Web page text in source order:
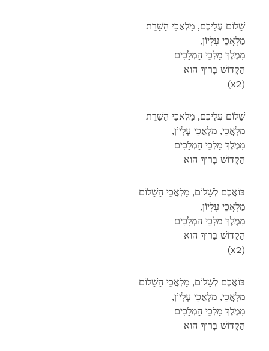
שָׁלוֹם עֲלֵיכֶם, מַלְאֲכֵי הַשָׁרֵת
,מַלְאֲכֵי עֶלְיוֹן
מִמֶלֶךְ מַלְכֵי הַמְלָכִים
הַקָדוֹשׁ בָּרוּךְ הוּא
(x2)
שָׁלוֹם עֲלֵיכֶם, מַלְאֲכֵי הַשָׁרֵת
,מַלְאֲכֵי, מַלְאֲכֵי עֶלְיוֹן
מִמֶלֶךְ מַלְכֵי הַמְלָכִים
הַקָדוֹשׁ בָּרוּךְ הוּא
בּוֹאֲכֶם לְשָׁלוֹם, מַלְאֲכֵי הַשָׁלוֹם
,מַלְאֲכֵי עֶלְיוֹן
מִמֶלֶךְ מַלְכֵי הַמְלָכִים
הַקָדוֹשׁ בָּרוּךְ הוּא
(x2)
בּוֹאֲכֶם לְשָׁלוֹם, מַלְאֲכֵי הַשָׁלוֹם
,מַלְאֲכֵי, מַלְאֲכֵי עֶלְיוֹן
מִמֶלֶךְ מַלְכֵי הַמְלָכִים
הַקָדוֹשׁ בָּרוּךְ הוּא